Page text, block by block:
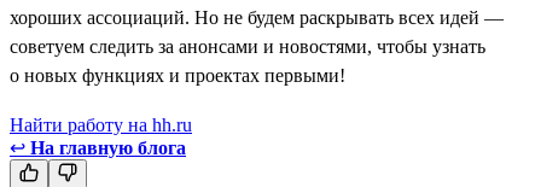
хороших ассоциаций. Но не будем раскрывать всех идей —
советуем следить за анонсами и новостями, чтобы узнать
о новых функциях и проектах первыми!
Найти работу на hh.ru
↩ На главную блога